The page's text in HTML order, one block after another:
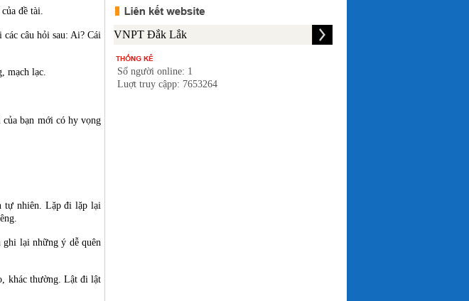
đề tài.
câu hỏi sau: Ai? Cái
mạch lạc.
bạn mới có hy vọng
tự nhiên. Lặp đi lặp lại
lại những ý dễ quên
khác thường. Lật đi lật
Số người online: 1
Luợt truy cậpp: 7653264